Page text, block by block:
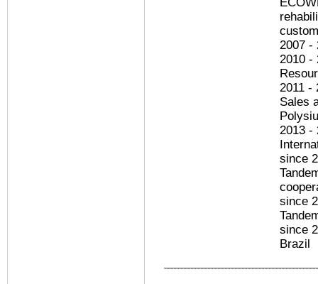
2007 -
2010 -
2011 -
Sales
2013 -
since
since
since
Brazil